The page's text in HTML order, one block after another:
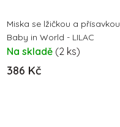
Miska se lžičkou a přísavkou
Baby in World - LILAC
Na skladě (2 ks)
386 Kč